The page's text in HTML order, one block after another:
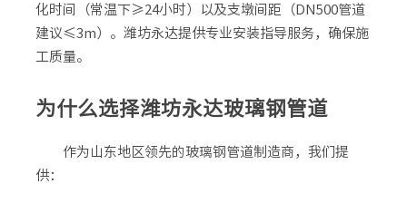
化时间（常温下≥24小时）以及支墩间距（DN500管道
建议≤3m）。潍坊永达提供专业安装指导服务，确保施
工质量。
为什么选择潍坊永达玻璃钢管道
作为山东地区领先的玻璃钢管道制造商，我们提
供：